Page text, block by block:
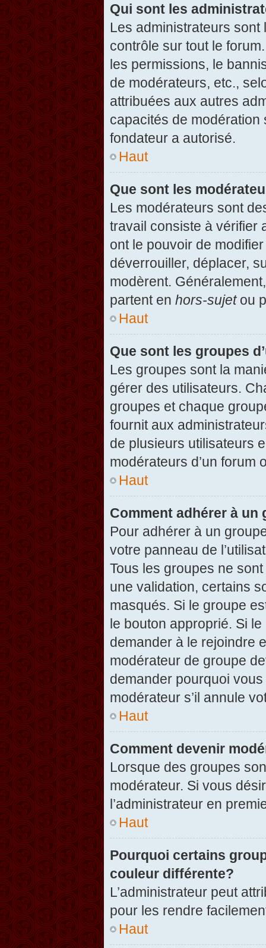
Qui sont les
Les administrateurs
contrôle sur tout le
les permissions, le
de modérateurs, etc.,
attribuées aux autres
capacités de modération
fondateur a autorisé.
Haut
Que sont les
Les modérateurs sont
travail consiste à vérifier
ont le pouvoir de
déverrouiller, déplacer,
modèrent.
partent en hors-sujetou
Haut
Que sont les groupes
Les groupes sont la
gérer des utilisateurs.
groupes et chaque
fournit aux
de plusieurs utilisateurs
modérateurs d’un forum
Haut
Comment adhérer à un
Pour adhérer à un
votre panneau de
Tous les groupes ne
une validation, certains
masqués. Si le groupe
le bouton approprié. Si
demander à le rejoindre
modérateur de groupe
demander pourquoi
modérateur s’il annule
Haut
Comment devenir
Lorsque des groupes
modérateur. Si vous
l’administrateur en
Haut
Pourquoi certains
couleur différente?
L’administrateur peut
pour les rendre
Haut